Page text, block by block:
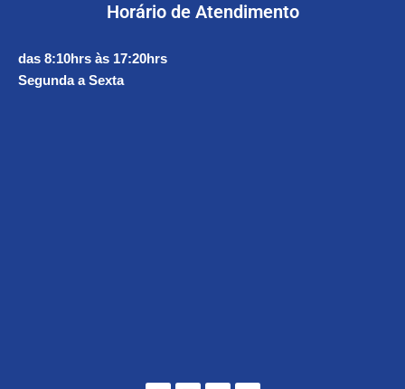
Horário de Atendimento
das 8:10hrs às 17:20hrs
Segunda a Sexta